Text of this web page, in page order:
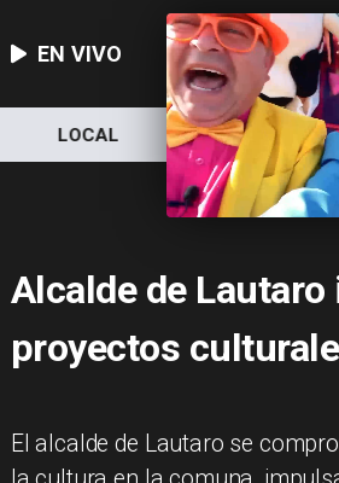
EN VIVO
LOCAL NACIONAL
Alcalde de
proyectos
El alcalde de Lautaro se